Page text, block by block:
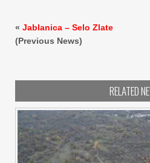
« Jablanica – Selo Zlate
(Previous News)
RELATED